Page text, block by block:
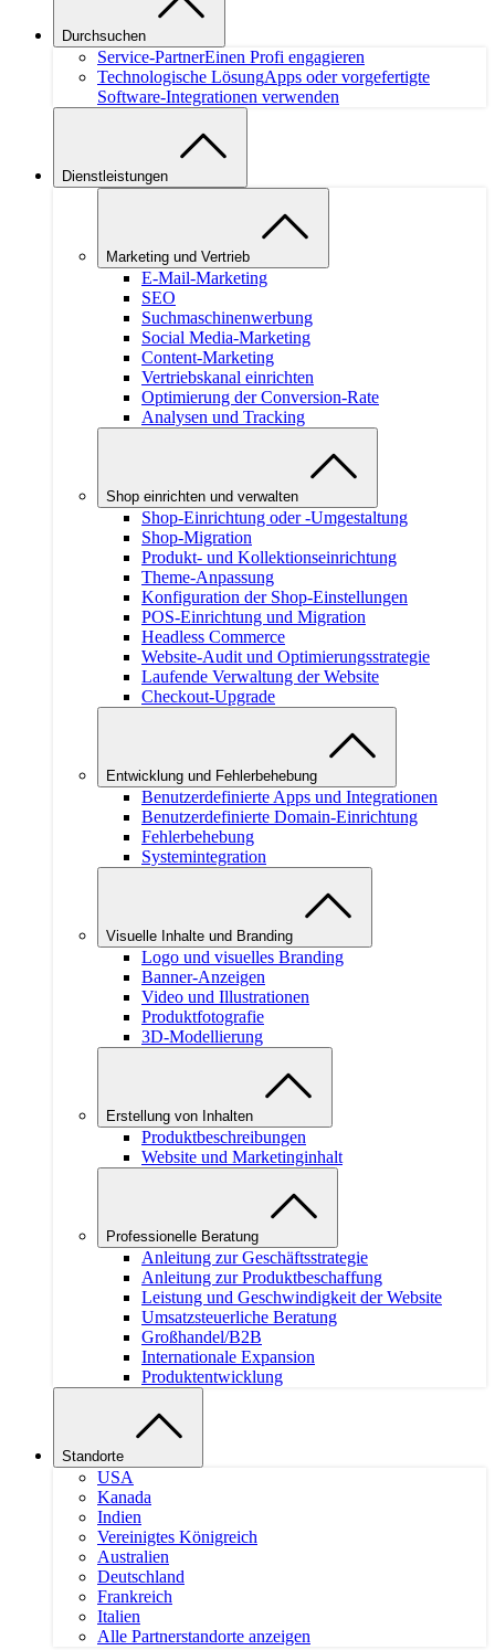
Durchsuchen
Service-PartnerEinen Profi engagieren
Technologische LösungApps oder vorgefertigte
Software-Integrationen verwenden
Dienstleistungen
Marketing und Vertrieb
E-Mail-Marketing
SEO
Suchmaschinenwerbung
Social Media-Marketing
Content-Marketing
Vertriebskanal einrichten
Optimierung der Conversion-Rate
Analysen und Tracking
Shop einrichten und verwalten
Shop-Einrichtung oder -Umgestaltung
Shop-Migration
Produkt- und Kollektionseinrichtung
Theme-Anpassung
Konfiguration der Shop-Einstellungen
POS-Einrichtung und Migration
Headless Commerce
Website-Audit und Optimierungsstrategie
Laufende Verwaltung der Website
Checkout-Upgrade
Entwicklung und Fehlerbehebung
Benutzerdefinierte Apps und Integrationen
Benutzerdefinierte Domain-Einrichtung
Fehlerbehebung
Systemintegration
Visuelle Inhalte und Branding
Logo und visuelles Branding
Banner-Anzeigen
Video und Illustrationen
Produktfotografie
3D-Modellierung
Erstellung von Inhalten
Produktbeschreibungen
Website und Marketinginhalt
Professionelle Beratung
Anleitung zur Geschäftsstrategie
Anleitung zur Produktbeschaffung
Leistung und Geschwindigkeit der Website
Umsatzsteuerliche Beratung
Großhandel/B2B
Internationale Expansion
Produktentwicklung
Standorte
USA
Kanada
Indien
Vereinigtes Königreich
Australien
Deutschland
Frankreich
Italien
Alle Partnerstandorte anzeigen